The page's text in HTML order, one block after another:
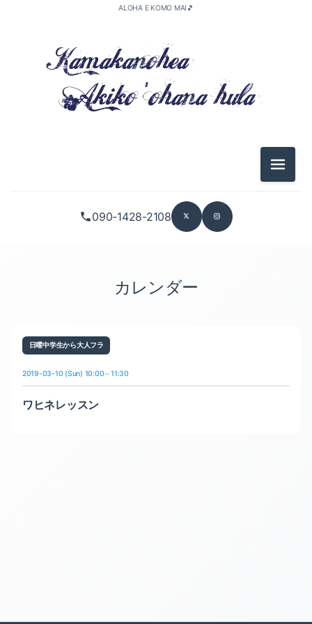
090-1428-2108
ALOHA E KOMO MAI🎵
メニュ
カレンダー
日曜中学生から大人フラ
2019-03-10 (Sun) 10:00～11:30
ワヒネレッスン